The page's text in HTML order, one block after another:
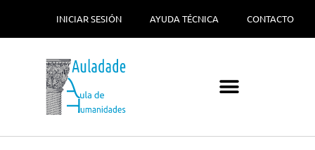
INICIAR SESIÓN AYUDA TÉCNICA CONTACTO